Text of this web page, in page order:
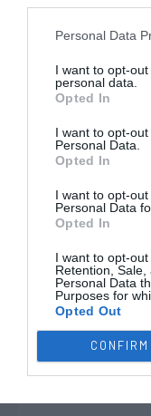
Personal Data
I want to opt-
personal data.
Opted In
I want to opt-
Personal Data.
Opted In
I want to opt-
Personal Data
Opted In
I want to opt-out
Retention,
Personal Data
Purposes for
Opted Out
CONFIRM
3-2 Diogo
Livre direto
Diogo